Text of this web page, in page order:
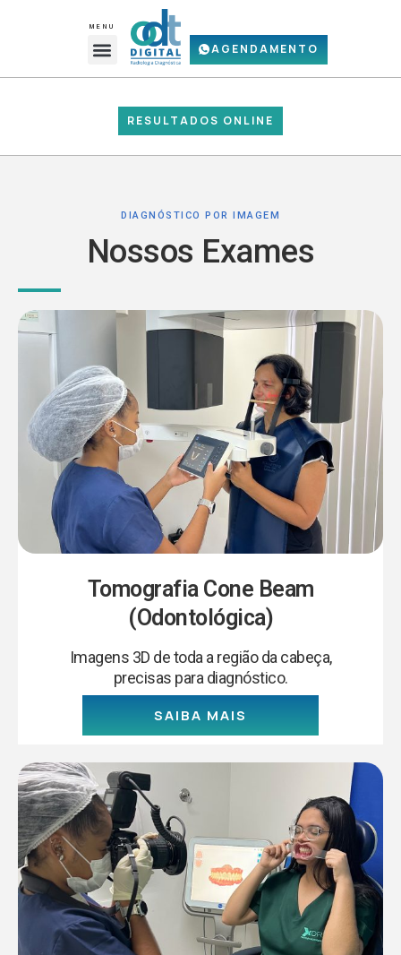
MENU
Menu AGENDAMENTO
RESULTADOS ONLINE
DIAGNÓSTICO POR IMAGEM
Nossos Exames
Tomografia Cone Beam
(Odontológica)
Imagens 3D de toda a região da cabeça,
precisas para diagnóstico.
SAIBA MAIS